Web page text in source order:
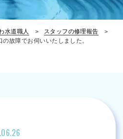
水道職人
スタッフの修理報告
故障でお伺いいたしました。